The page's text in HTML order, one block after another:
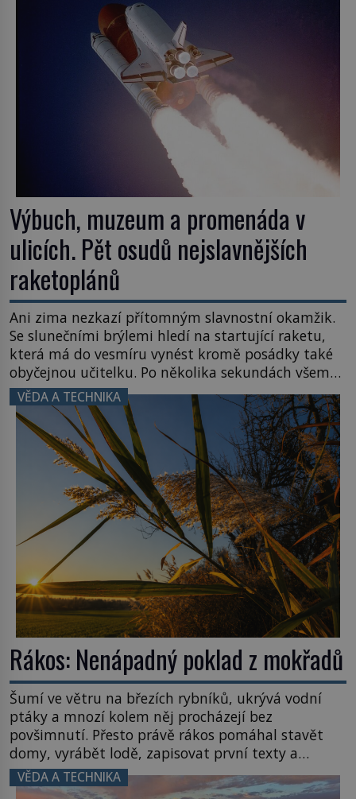
Výbuch, muzeum a promenáda v
ulicích. Pět osudů nejslavnějších
raketoplánů
Ani zima nezkazí přítomným slavnostní okamžik.
Se slunečními brýlemi hledí na startující raketu,
která má do vesmíru vynést kromě posádky také
obyčejnou učitelku. Po několika sekundách všem
ztuhnou úsměvy, stroj totiž exploduje. Jejich
konstrukce není z levného kraje, daňové
poplatníky stojí miliardy dolarů. Na druhou stranu
zvládnou jen představitelné věci. Na malé kousky
Název: Columbia První […]
VĚDA A TECHNIKA
Rákos: Nenápadný poklad z mokřadů
Šumí ve větru na březích rybníků, ukrývá vodní
ptáky a mnozí kolem něj procházejí bez
povšimnutí. Přesto právě rákos pomáhal stavět
domy, vyrábět lodě, zapisovat první texty a
inspiroval řadu pověstí. Tato skromná, ale
užitečná rostlina provází člověka už tisíce let.
VĚDA A TECHNIKA